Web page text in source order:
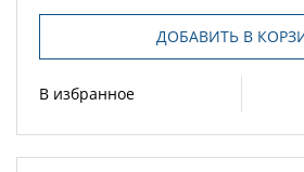
ДОБАВИТЬ В
В избранное